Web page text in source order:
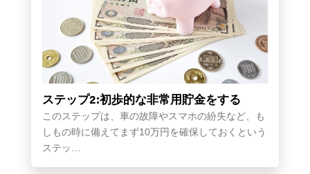
ステップ2:初歩的な非常用貯金をする
このステップは、車の故障やスマホの紛失など、も
しもの時に備えてまず10万円を確保しておくという
ステッ…